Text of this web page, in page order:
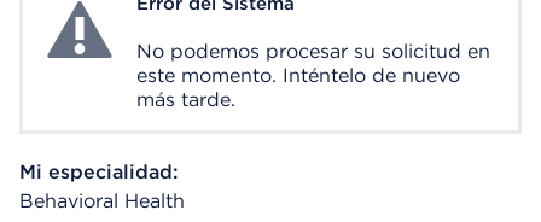
System Error
No podemos procesar su solicitud en
este momento. Inténtelo de nuevo
más tarde.
Mi especialidad:
Behavioral Health